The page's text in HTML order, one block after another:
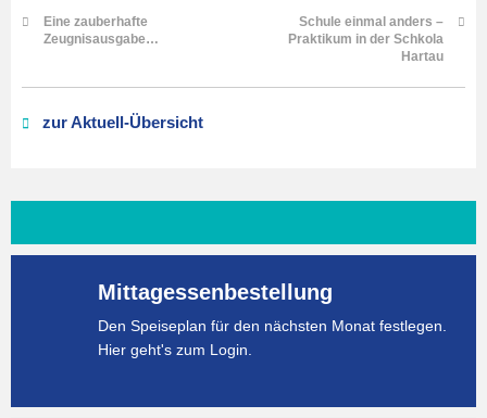
Eine zauberhafte
Zeugnisausgabe…
Schule einmal anders –
Praktikum in der Schkola
Hartau
zur Aktuell-Übersicht
Mittagessenbestellung
Den Speiseplan für den nächsten Monat festlegen.
Hier geht's zum Login.